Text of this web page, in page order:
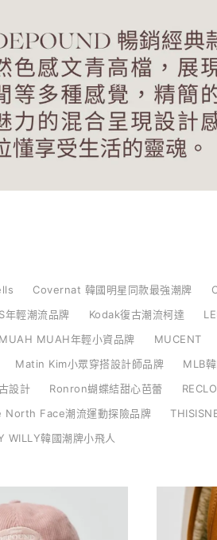
Covernat 韓國明星同款最強潮牌
年輕潮流品牌 Kodak復古潮流柯達
MUAH MUAH年輕小資品牌 MUCENT
Matin Kim小眾穿搭設計師品牌
MLB
設計 Ronron蝴蝶結甜心芭蕾
North Face潮流運動探險品牌
WILLY韓國潮牌小飛人